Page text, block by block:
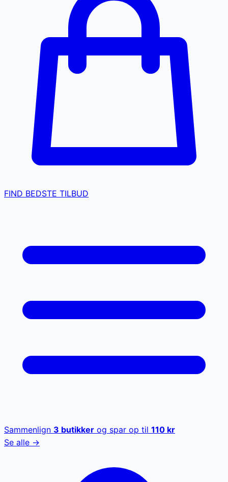
FIND BEDSTE TILBUD
Sammenlign 3 butikker og spar op til 110 kr
Se alle →